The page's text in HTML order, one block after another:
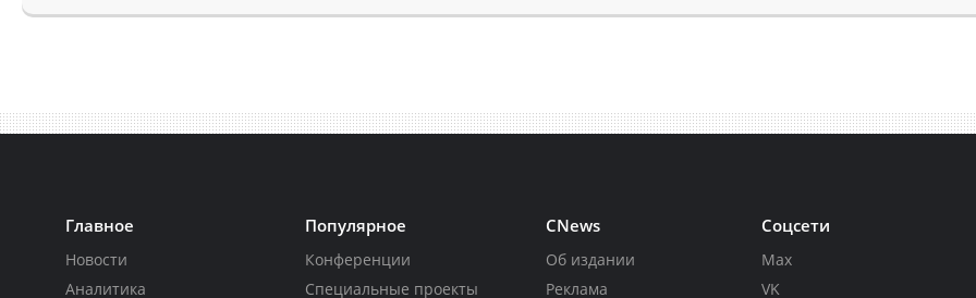
Главное
Новости
Аналитика
Популярное
Конференции
Специальные проекты
CNews
Об издании
Реклама
Соцсети
Max
VK